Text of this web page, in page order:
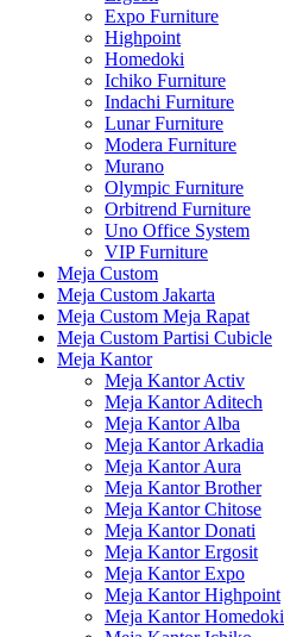
Expo Furniture
Highpoint
Homedoki
Ichiko Furniture
Indachi Furniture
Lunar Furniture
Modera Furniture
Murano
Olympic Furniture
Orbitrend Furniture
Uno Office System
VIP Furniture
Meja Custom
Meja Custom Jakarta
Meja Custom Meja Rapat
Meja Custom Partisi Cubicle
Meja Kantor
Meja Kantor Activ
Meja Kantor Aditech
Meja Kantor Alba
Meja Kantor Arkadia
Meja Kantor Aura
Meja Kantor Brother
Meja Kantor Chitose
Meja Kantor Donati
Meja Kantor Ergosit
Meja Kantor Expo
Meja Kantor Highpoint
Meja Kantor Homedoki